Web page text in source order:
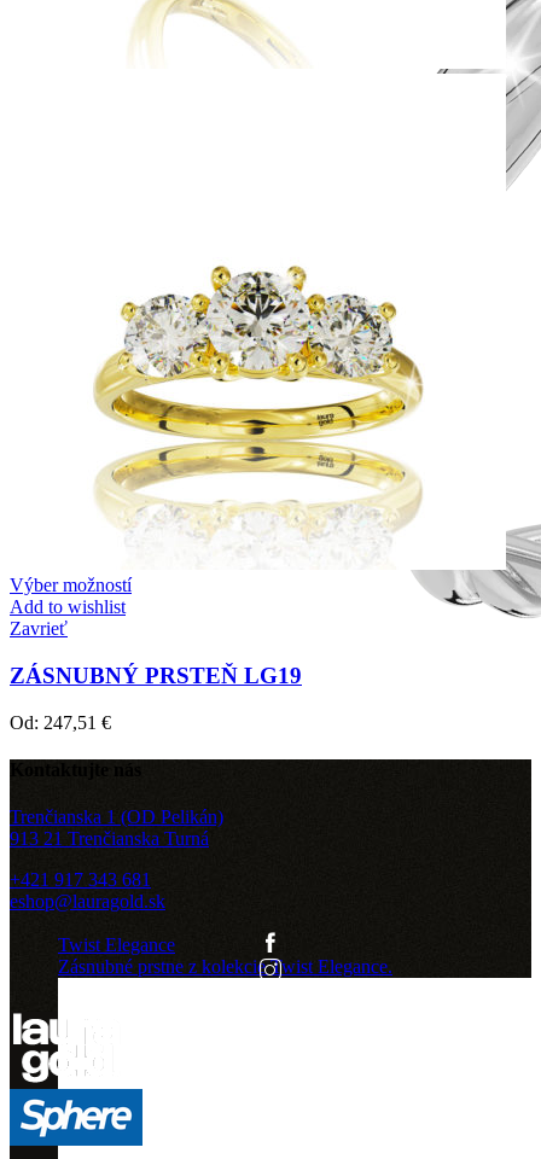
Twist Elegance
Zásnubné prstne z kolekcie Twist Elegance.
Výber možností
Add to wishlist
Zavrieť
ZÁSNUBNÝ PRSTEŇ LG19
Od: 247,51 €
Kontaktujte nás
Trenčianska 1 (OD Pelikán)
913 21 Trenčianska Turná
+421 917 343 681
eshop@lauragold.sk